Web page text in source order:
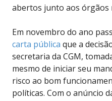
abertos junto aos órgãos
Em novembro do ano
carta pública que a
secretaria da CGM,
mesmo de iniciar seu
risco ao bom
políticas. Com o anúncio